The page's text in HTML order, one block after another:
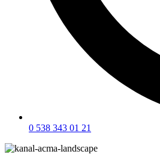
0 538 343 01 21